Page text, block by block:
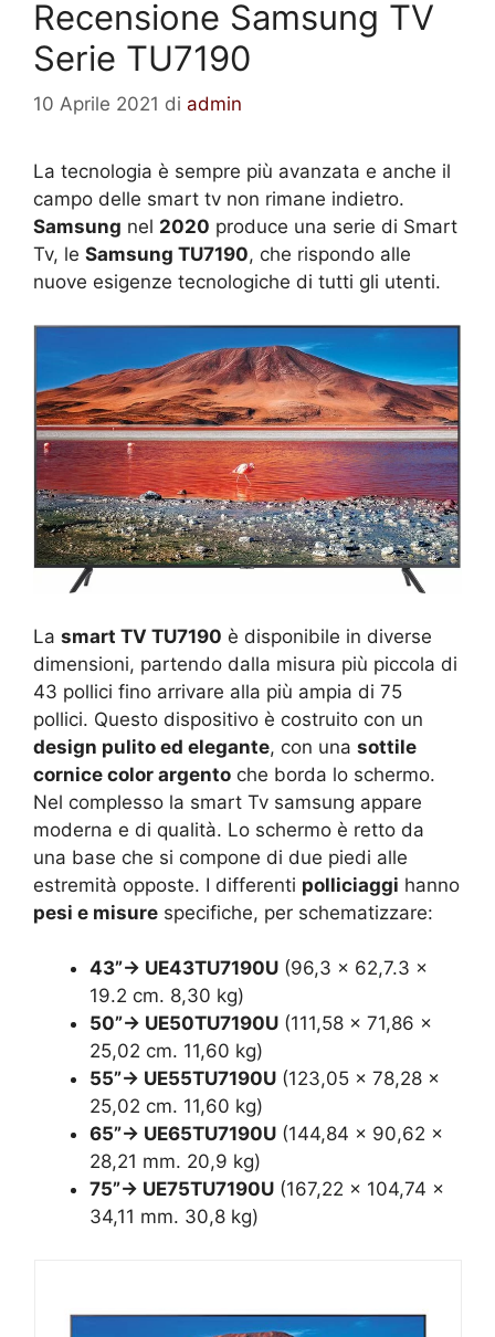
Recensione Samsung TV
Serie TU7190
10 Aprile 2021 di admin
La tecnologia è sempre più avanzata e anche il
campo delle smart tv non rimane indietro.
Samsung nel 2020 produce una serie di Smart
Tv, le Samsung TU7190, che rispondo alle
nuove esigenze tecnologiche di tutti gli utenti.
La smart TV TU7190 è disponibile in diverse
dimensioni, partendo dalla misura più piccola di
43 pollici fino arrivare alla più ampia di 75
pollici. Questo dispositivo è costruito con un
design pulito ed elegante, con una sottile
cornice color argento che borda lo schermo.
Nel complesso la smart Tv samsung appare
moderna e di qualità. Lo schermo è retto da
una base che si compone di due piedi alle
estremità opposte. I differenti polliciaggi hanno
pesi e misure specifiche, per schematizzare:
43”-> UE43TU7190U (96,3 x 62,7.3 x
19.2 cm. 8,30 kg)
50”-> UE50TU7190U (111,58 x 71,86 x
25,02 cm. 11,60 kg)
55”-> UE55TU7190U (123,05 x 78,28 x
25,02 cm. 11,60 kg)
65”-> UE65TU7190U (144,84 x 90,62 x
28,21 mm. 20,9 kg)
75”-> UE75TU7190U (167,22 x 104,74 x
34,11 mm. 30,8 kg)